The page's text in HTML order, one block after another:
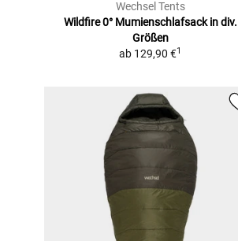
Wechsel Tents
Wildfire 0° Mumienschlafsack in div.
Größen
ab 129,90 €1